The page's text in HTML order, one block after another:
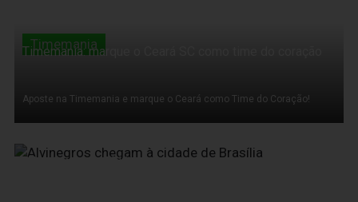
Timemania
Timemania: marque o Ceará SC como time do coração
Aposte na Timemania e marque o Ceará como Time do Coração!
15 de Março de 2011